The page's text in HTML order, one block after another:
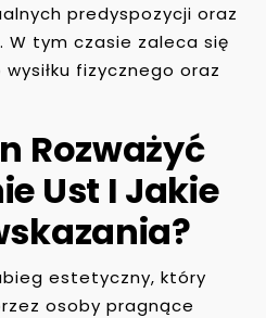
predyspozycji oraz
tym czasie zaleca się
fizycznego oraz
Rozważyć
Ust I Jakie
estetyczny, który
osoby pragnące